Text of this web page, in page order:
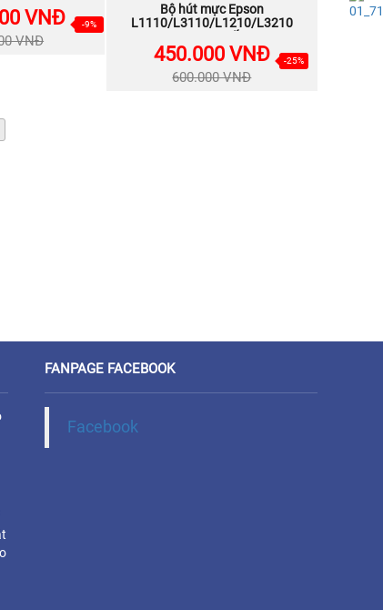
VNĐ
VNĐ
-9%
MUA NGAY
Bộ hút mực Epson
L1110/L3110/L1210/L3210
Trung Quốc
450.000 VNĐ
600.000 VNĐ
-25%
FANPAGE FACEBOOK
Facebook